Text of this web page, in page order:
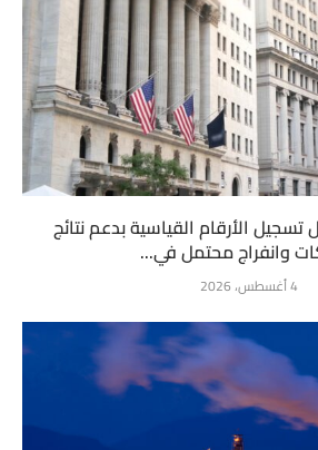
الأرقام القياسية بدعم نتائج
وانفراج محتمل في...
4 أغسطس، 2026